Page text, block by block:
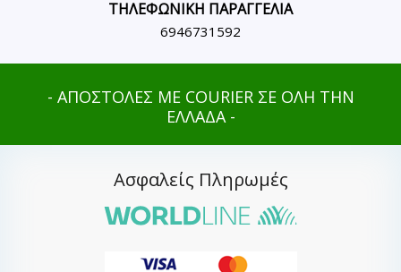
ΤΗΛΕΦΩΝΙΚΗ ΠΑΡΑΓΓΕΛΙΑ
6946731592
- ΑΠΟΣΤΟΛΕΣ ΜΕ COURIER ΣΕ ΟΛΗ ΤΗΝ
ΕΛΛΑΔΑ -
Ασφαλείς Πληρωμές